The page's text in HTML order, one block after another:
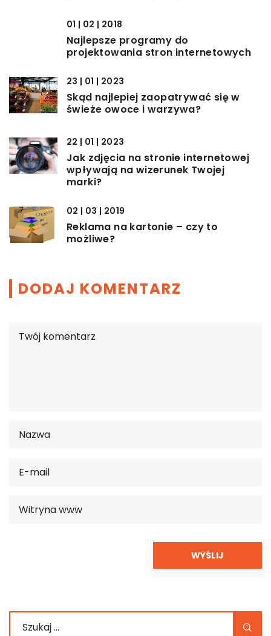
01 | 02 | 2018
Najlepsze programy do
projektowania stron internetowych
23 | 01 | 2023
Skąd najlepiej zaopatrywać się w
świeże owoce i warzywa?
22 | 01 | 2023
Jak zdjęcia na stronie internetowej
wpływają na wizerunek Twojej
marki?
02 | 03 | 2019
Reklama na kartonie – czy to
możliwe?
DODAJ KOMENTARZ